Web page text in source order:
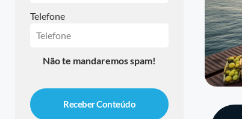
Telefone
Não te mandaremos spam!
Receber Conteúdo